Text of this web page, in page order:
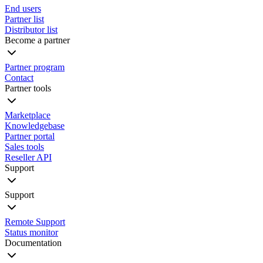
End users
Partner list
Distributor list
Become a partner
Partner program
Contact
Partner tools
Marketplace
Knowledgebase
Partner portal
Sales tools
Reseller API
Support
Support
Remote Support
Status monitor
Documentation